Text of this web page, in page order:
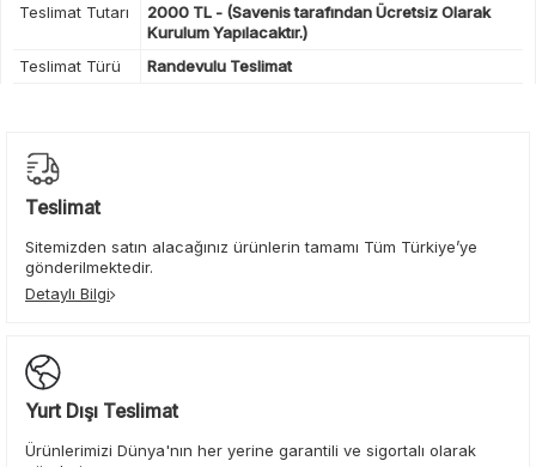
Teslimat Tutarı
2000 TL - (Savenis tarafından Ücretsiz Olarak
Kurulum Yapılacaktır.)
Teslimat Türü
Randevulu Teslimat
Teslimat
Sitemizden satın alacağınız ürünlerin tamamı Tüm Türkiye’ye
gönderilmektedir.
Detaylı Bilgi
Yurt Dışı Teslimat
Ürünlerimizi Dünya'nın her yerine garantili ve sigortalı olarak